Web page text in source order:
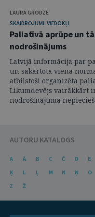
LAURA GRODZE
SKAIDROJUMI. VIEDOKĻI
Paliatīvā aprūpe un
nodrošinājums
Latvijā informācija par
un sakārtota vienā
atbilstoši organizēta
Likumdevējs vairākkārt
nodrošinājuma
AUTORU KATALOGS
A Ā B C Č D E
Ķ
L Ļ M N Ņ O
Z
Ž